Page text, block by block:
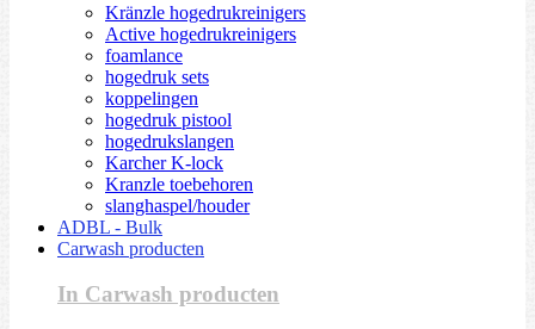
Kränzle hogedrukreinigers
Active hogedrukreinigers
foamlance
hogedruk sets
koppelingen
hogedruk pistool
hogedrukslangen
Karcher K-lock
Kranzle toebehoren
slanghaspel/houder
ADBL - Bulk
Carwash producten
In Carwash producten